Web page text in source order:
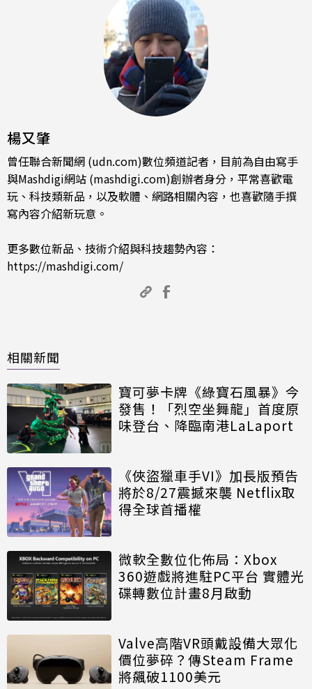
楊又肇
曾任聯合新聞網 (udn.com)數位頻道記者，目前為自由寫手
與Mashdigi網站 (mashdigi.com)創辦者身分，平常喜歡電
玩、科技類新品，以及軟體、網路相關內容，也喜歡隨手撰
寫內容介紹新玩意。
更多數位新品、技術介紹與科技趨勢內容：
https://mashdigi.com/
相關新聞
寶可夢卡牌《綠寶石風暴》今
發售！「烈空坐舞龍」首度原
味登台、降臨南港LaLaport
《俠盜獵車手VI》加長版預告
將於8/27震撼來襲 Netflix取
得全球首播權
微軟全數位化佈局：Xbox
360遊戲將進駐PC平台 實體光
碟轉數位計畫8月啟動
Valve高階VR頭戴設備大眾化
價位夢碎？傳Steam Frame
將飆破1100美元